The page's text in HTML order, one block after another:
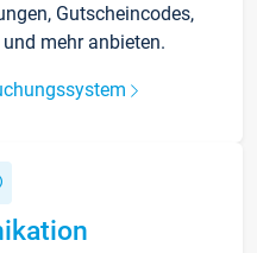
Gutscheincodes,
mehr anbieten.